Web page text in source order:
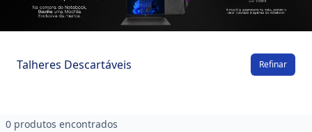
Talheres Descartáveis Refinar
0 produtos encontrados